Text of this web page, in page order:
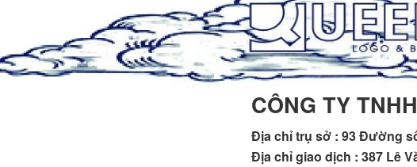
CÔNG TY
Địa chỉ trụ sở :93 Đường
Địa chỉ giao dịch : 387 Lê